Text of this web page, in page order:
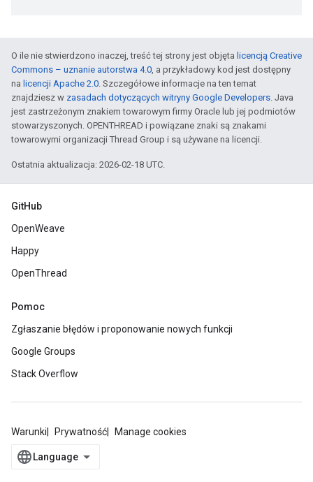
O ile nie stwierdzono inaczej, treść tej strony jest objęta licencją Creative
Commons – uznanie autorstwa 4.0, a przykładowy kod jest dostępny
na licencji Apache 2.0. Szczegółowe informacje na ten temat
znajdziesz w zasadach dotyczących witryny Google Developers. Java
jest zastrzeżonym znakiem towarowym firmy Oracle lub jej podmiotów
stowarzyszonych. OPENTHREAD i powiązane znaki są znakami
towarowymi organizacji Thread Group i są używane na licencji.
Ostatnia aktualizacja: 2026-02-18 UTC.
GitHub
OpenWeave
Happy
OpenThread
Pomoc
Zgłaszanie błędów i proponowanie nowych funkcji
Google Groups
Stack Overflow
Warunki Prywatność Manage cookies